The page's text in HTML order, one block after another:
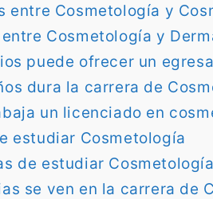
entre Cosmetología y
Cosmetología y
puede ofrecer un
dura la carrera de
un licenciado en
estudiar Cosmetología
de estudiar Cosmetología
se ven en la carrera de